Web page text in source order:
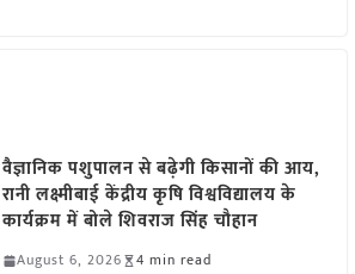
वैज्ञानिक पशुपालन से बढ़ेगी किसानों की आय,
रानी लक्ष्मीबाई केंद्रीय कृषि विश्वविद्यालय के
कार्यक्रम में बोले शिवराज सिंह चौहान
August 6, 2026 4 min read